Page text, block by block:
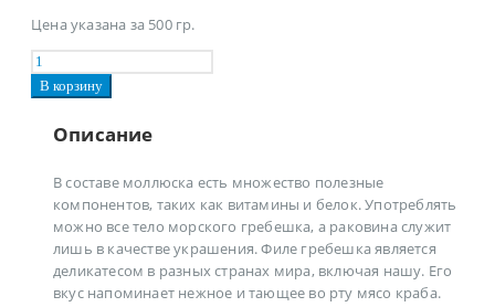
Цена указана за 500 гр.
В корзину
Описание
В составе моллюска есть множество полезные
компонентов, таких как витамины и белок. Употреблять
можно все тело морского гребешка, а раковина служит
лишь в качестве украшения. Филе гребешка является
деликатесом в разных странах мира, включая нашу. Его
вкус напоминает нежное и тающее во рту мясо краба.